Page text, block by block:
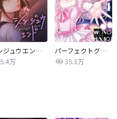
シンジュウエンド【タテヨミ】
5.4万
パーフェクトグリッター
35.3万